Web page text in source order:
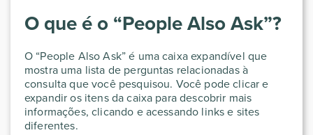
O que é o “People Also Ask”?
O “People Also Ask” é uma caixa expandível que
mostra uma lista de perguntas relacionadas à
consulta que você pesquisou. Você pode clicar e
expandir os itens da caixa para descobrir mais
informações, clicando e acessando links e sites
diferentes.